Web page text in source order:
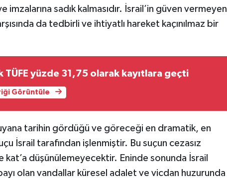
imzalarına sadık kalmasıdır. İsrail’in güven vermeyen
da tedbirli ve ihtiyatlı hareket kaçınılmaz bir
TÜFE yüzde 31,75 olarak kayıtlara geçti
Görüntüle
tarihin gördüğü ve göreceği en dramatik, en
İsrail tarafından işlenmiştir. Bu suçun cezasız
kat’a düşünülemeyecektir. Eninde sonunda İsrail
olan vandallar küresel adalet ve vicdan huzurunda